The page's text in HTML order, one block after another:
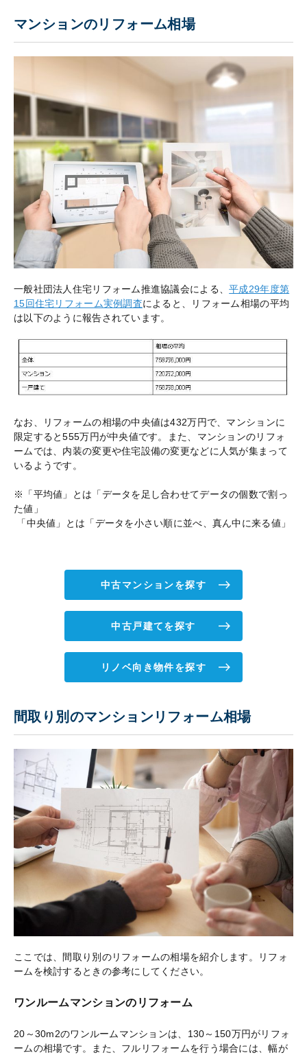
マンションのリフォーム相場
一般社団法人住宅リフォーム推進協議会による、平成29年度第
15回住宅リフォーム実例調査によると、リフォーム相場の平均
は以下のように報告されています。
なお、リフォームの相場の中央値は432万円で、マンションに
限定すると555万円が中央値です。また、マンションのリフォ
ームでは、内装の変更や住宅設備の変更などに人気が集まって
いるようです。
※「平均値」とは「データを足し合わせてデータの個数で割っ
た値」
「中央値」とは「データを小さい順に並べ、真ん中に来る値」
中古マンションを探す
中古戸建てを探す
リノベ向き物件を探す
間取り別のマンションリフォーム相場
ここでは、間取り別のリフォームの相場を紹介します。リフォ
ームを検討するときの参考にしてください。
ワンルームマンションのリフォーム
20～30m2のワンルームマンションは、130～150万円がリフォ
ームの相場です。また、フルリフォームを行う場合には、幅が